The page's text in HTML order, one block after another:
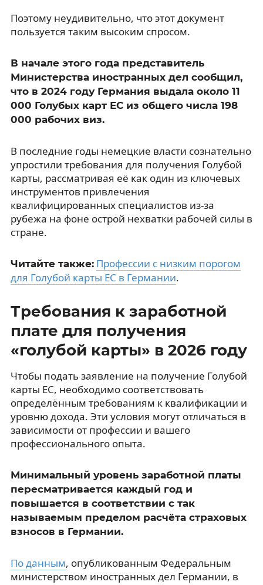
Поэтому неудивительно, что этот документ
пользуется таким высоким спросом.
В начале этого года представитель
Министерства иностранных дел сообщил,
что в 2024 году Германия выдала около 11
000 Голубых карт ЕС из общего числа 198
000 рабочих виз.
В последние годы немецкие власти сознательно
упростили требования для получения Голубой
карты, рассматривая её как один из ключевых
инструментов привлечения
квалифицированных специалистов из-за
рубежа на фоне острой нехватки рабочей силы в
стране.
Читайте также: Профессии с низким порогом
для Голубой карты ЕС в Германии.
Требования к заработной
плате для получения
«голубой карты» в 2026 году
Чтобы подать заявление на получение Голубой
карты ЕС, необходимо соответствовать
определённым требованиям к квалификации и
уровню дохода. Эти условия могут отличаться в
зависимости от профессии и вашего
профессионального опыта.
Минимальный уровень заработной платы
пересматривается каждый год и
повышается в соответствии с так
называемым пределом расчёта страховых
взносов в Германии.
По данным, опубликованным Федеральным
министерством иностранных дел Германии, в